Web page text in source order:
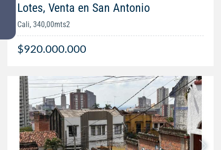
Lotes, Venta en San Antonio
Cali, 340,00mts2
$920.000.000